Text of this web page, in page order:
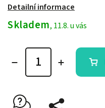
Detailní informace
Skladem, 11.8. u vás